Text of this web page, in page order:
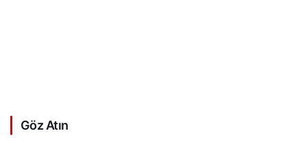
Göz Atın